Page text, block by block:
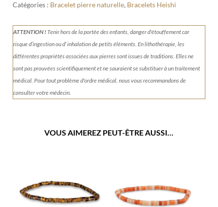
Catégories : Bracelet pierre naturelle, Bracelets Heishi
ATTENTION !Tenirhors de la portée des enfants, danger d'étouffement car
risque d’ingestion ou d’ inhalation de petits éléments.En lithothérapie, les
différentes propriétés associées aux pierres sont issues de traditions. Elles ne
sont pas prouvées scientifiquement et ne sauraient se substituer à un traitement
médical. Pour tout problème d'ordre médical, nous vous recommandons de
consulter votre médecin.
VOUS AIMEREZ PEUT-ÊTRE AUSSI…